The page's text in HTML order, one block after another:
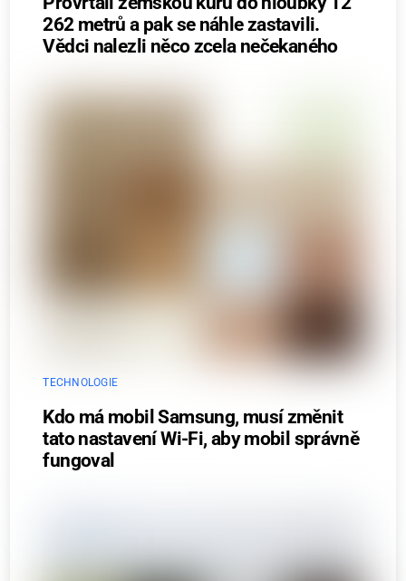
262 metrů a pak se náhle zastavili.
Vědci nalezli něco zcela nečekaného
TECHNOLOGIE
Kdo má mobil Samsung, musí změnit
tato nastavení Wi-Fi, aby mobil správně
fungoval